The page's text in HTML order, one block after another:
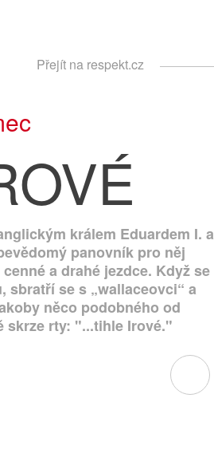
Přejít na respekt.cz
králem Eduardem I. a
panovník pro něj
a drahé jezdce. Když se
se s „wallaceovci“ a
něco podobného od
skrze rty: "...tihle Irové."